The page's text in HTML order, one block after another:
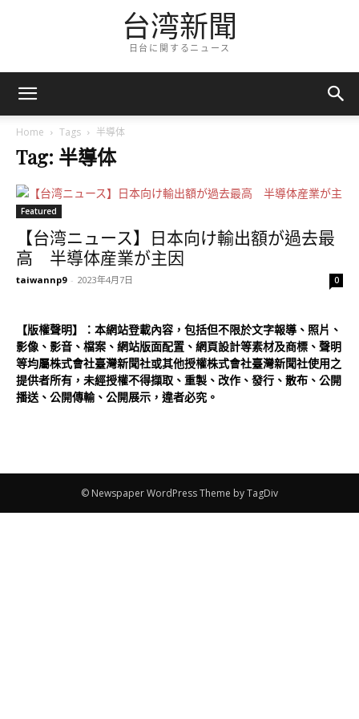
台湾新聞
日台に関するニュース
Home Tags 半導体
Tag: 半導体
Featured
【台湾ニュース】日本向け輸出額が過去最
高 半導体産業が主因
taiwannp9 - 2023年4月7日 0
【版權聲明】：本網站登載內容，包括但不限於文字報導、照片、
影像、影音、檔案、網站版面配置、網頁設計等素材及商標、聲明
等均屬株式會社臺灣新聞社或其他授權株式會社臺灣新聞社使用之
提供者所有，未經授權不得擷取、重製、改作、發行、散布、公開
播送、公開傳輸、公開展示，違者必究。
© Newspaper WordPress Theme by TagDiv